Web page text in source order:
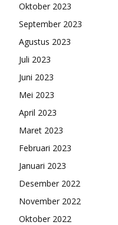
Oktober 2023
September 2023
Agustus 2023
Juli 2023
Juni 2023
Mei 2023
April 2023
Maret 2023
Februari 2023
Januari 2023
Desember 2022
November 2022
Oktober 2022